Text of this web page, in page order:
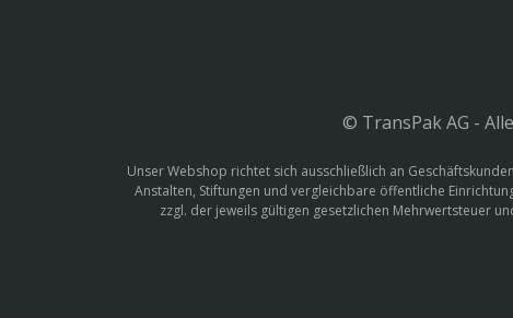
© TransPak AG -
Unser Webshop richtet sich ausschließlich an
Anstalten, Stiftungen und vergleichbare öffentliche
zzgl. der jeweils gültigen gesetzlichen Mehrwertsteuer